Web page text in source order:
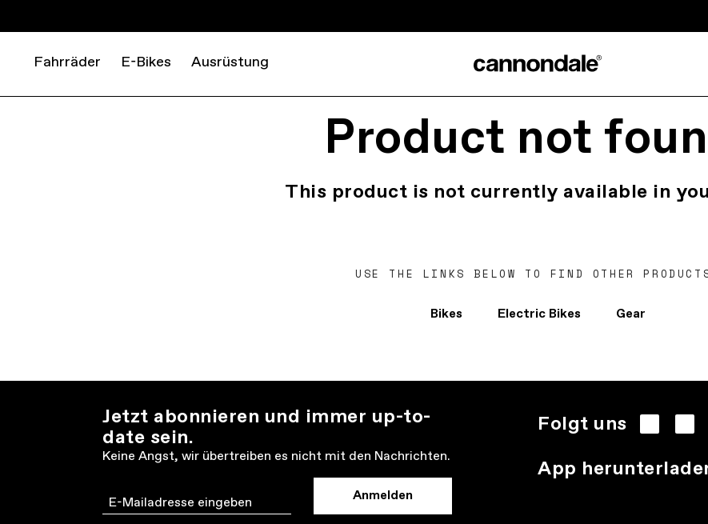
Fahrräder E-Bikes Ausrüstung
Product not
This product is not currently available in
USE THE LINKS BELOW TO FIND OTHER
Bikes Electric Bikes Gear
Jetzt abonnieren und immer up-to-
date sein.
Keine Angst, wir übertreiben es nicht mit den Nachrichten.
Email Anmelden
Folgt uns
App